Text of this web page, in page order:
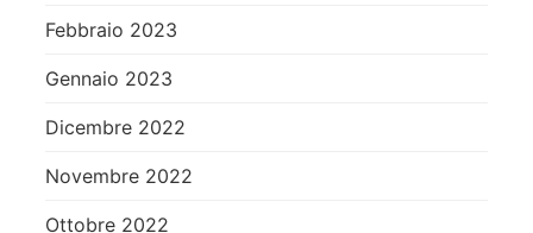
Febbraio 2023
Gennaio 2023
Dicembre 2022
Novembre 2022
Ottobre 2022